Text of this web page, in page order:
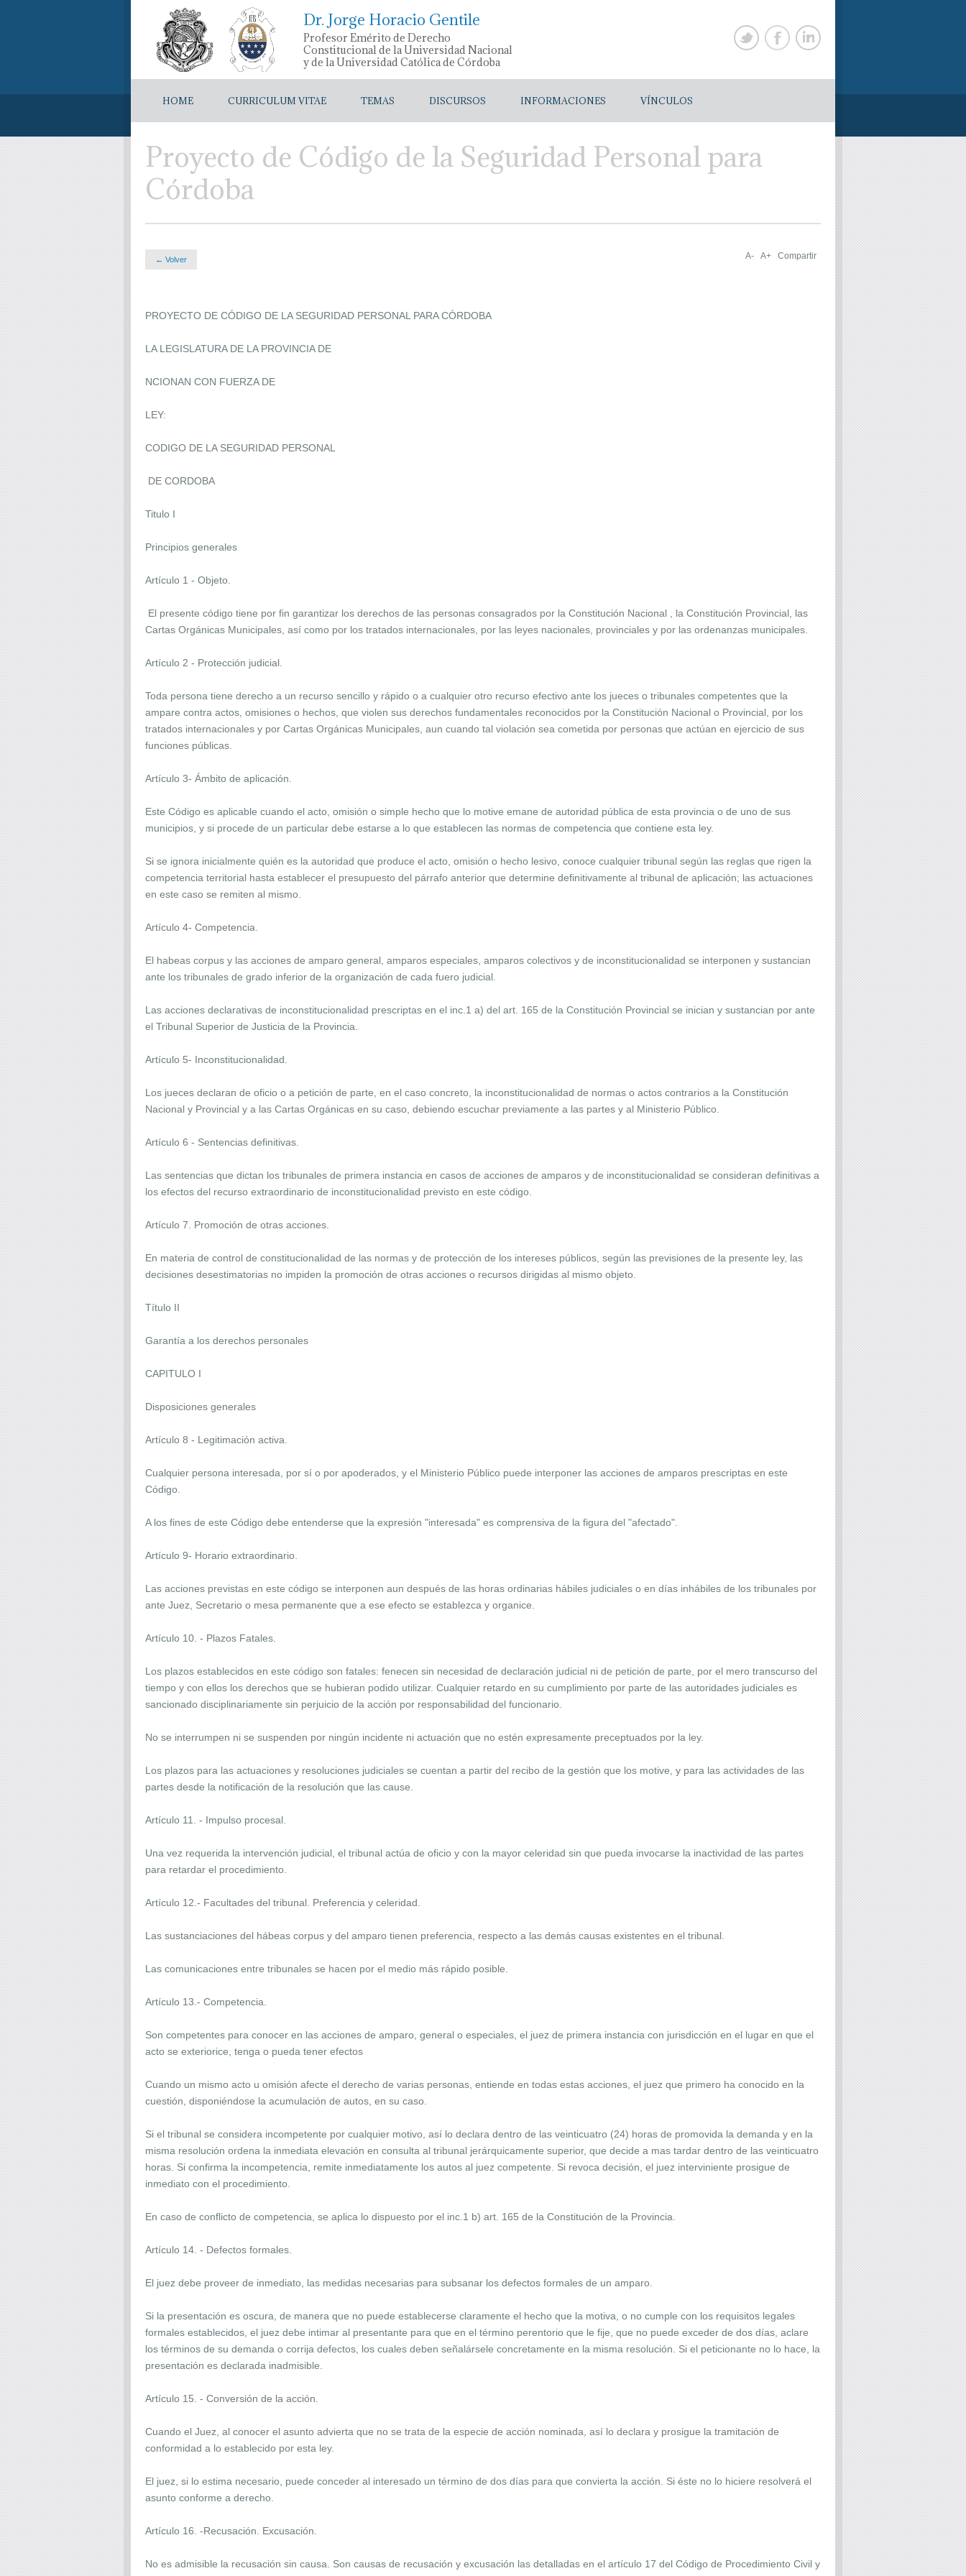
Dr. Jorge Horacio Gentile
Profesor Emérito de Derecho
Constitucional de la Universidad Nacional
y de la Universidad Católica de Córdoba
HOME CURRICULUM VITAE TEMAS DISCURSOS INFORMACIONES VÍNCULOS
Proyecto de Código de la Seguridad Personal para
Córdoba
← Volver A- A+ Compartir
PROYECTO DE CÓDIGO DE LA SEGURIDAD PERSONAL PARA CÓRDOBA
LA LEGISLATURA DE LA PROVINCIA DE
NCIONAN CON FUERZA DE
LEY:
CODIGO DE LA SEGURIDAD PERSONAL
DE CORDOBA
Titulo I
Principios generales
Artículo 1 - Objeto.
El presente código tiene por fin garantizar los derechos de las personas consagrados por la Constitución Nacional , la Constitución Provincial, las
Cartas Orgánicas Municipales, así como por los tratados internacionales, por las leyes nacionales, provinciales y por las ordenanzas municipales.
Artículo 2 - Protección judicial.
Toda persona tiene derecho a un recurso sencillo y rápido o a cualquier otro recurso efectivo ante los jueces o tribunales competentes que la
ampare contra actos, omisiones o hechos, que violen sus derechos fundamentales reconocidos por la Constitución Nacional o Provincial, por los
tratados internacionales y por Cartas Orgánicas Municipales, aun cuando tal violación sea cometida por personas que actúan en ejercicio de sus
funciones públicas.
Artículo 3- Ámbito de aplicación.
Este Código es aplicable cuando el acto, omisión o simple hecho que lo motive emane de autoridad pública de esta provincia o de uno de sus
municipios, y si procede de un particular debe estarse a lo que establecen las normas de competencia que contiene esta ley.
Si se ignora inicialmente quién es la autoridad que produce el acto, omisión o hecho lesivo, conoce cualquier tribunal según las reglas que rigen la
competencia territorial hasta establecer el presupuesto del párrafo anterior que determine definitivamente al tribunal de aplicación; las actuaciones
en este caso se remiten al mismo.
Artículo 4- Competencia.
El habeas corpus y las acciones de amparo general, amparos especiales, amparos colectivos y de inconstitucionalidad se interponen y sustancian
ante los tribunales de grado inferior de la organización de cada fuero judicial.
Las acciones declarativas de inconstitucionalidad prescriptas en el inc.1 a) del art. 165 de la Constitución Provincial se inician y sustancian por ante
el Tribunal Superior de Justicia de la Provincia.
Artículo 5- Inconstitucionalidad.
Los jueces declaran de oficio o a petición de parte, en el caso concreto, la inconstitucionalidad de normas o actos contrarios a la Constitución
Nacional y Provincial y a las Cartas Orgánicas en su caso, debiendo escuchar previamente a las partes y al Ministerio Público.
Artículo 6 - Sentencias definitivas.
Las sentencias que dictan los tribunales de primera instancia en casos de acciones de amparos y de inconstitucionalidad se consideran definitivas a
los efectos del recurso extraordinario de inconstitucionalidad previsto en este código.
Artículo 7. Promoción de otras acciones.
En materia de control de constitucionalidad de las normas y de protección de los intereses públicos, según las previsiones de la presente ley, las
decisiones desestimatorias no impiden la promoción de otras acciones o recursos dirigidas al mismo objeto.
Título II
Garantía a los derechos personales
CAPITULO I
Disposiciones generales
Artículo 8 - Legitimación activa.
Cualquier persona interesada, por sí o por apoderados, y el Ministerio Público puede interponer las acciones de amparos prescriptas en este
Código.
A los fines de este Código debe entenderse que la expresión "interesada" es comprensiva de la figura del "afectado".
Artículo 9- Horario extraordinario.
Las acciones previstas en este código se interponen aun después de las horas ordinarias hábiles judiciales o en días inhábiles de los tribunales por
ante Juez, Secretario o mesa permanente que a ese efecto se establezca y organice.
Artículo 10. - Plazos Fatales.
Los plazos establecidos en este código son fatales: fenecen sin necesidad de declaración judicial ni de petición de parte, por el mero transcurso del
tiempo y con ellos los derechos que se hubieran podido utilizar. Cualquier retardo en su cumplimiento por parte de las autoridades judiciales es
sancionado disciplinariamente sin perjuicio de la acción por responsabilidad del funcionario.
No se interrumpen ni se suspenden por ningún incidente ni actuación que no estén expresamente preceptuados por la ley.
Los plazos para las actuaciones y resoluciones judiciales se cuentan a partir del recibo de la gestión que los motive, y para las actividades de las
partes desde la notificación de la resolución que las cause.
Artículo 11. - Impulso procesal.
Una vez requerida la intervención judicial, el tribunal actúa de oficio y con la mayor celeridad sin que pueda invocarse la inactividad de las partes
para retardar el procedimiento.
Artículo 12.- Facultades del tribunal. Preferencia y celeridad.
Las sustanciaciones del hábeas corpus y del amparo tienen preferencia, respecto a las demás causas existentes en el tribunal.
Las comunicaciones entre tribunales se hacen por el medio más rápido posible.
Artículo 13.- Competencia.
Son competentes para conocer en las acciones de amparo, general o especiales, el juez de primera instancia con jurisdicción en el lugar en que el
acto se exteriorice, tenga o pueda tener efectos
Cuando un mismo acto u omisión afecte el derecho de varias personas, entiende en todas estas acciones, el juez que primero ha conocido en la
cuestión, disponiéndose la acumulación de autos, en su caso.
Si el tribunal se considera incompetente por cualquier motivo, así lo declara dentro de las veinticuatro (24) horas de promovida la demanda y en la
misma resolución ordena la inmediata elevación en consulta al tribunal jerárquicamente superior, que decide a mas tardar dentro de las veinticuatro
horas. Si confirma la incompetencia, remite inmediatamente los autos al juez competente. Si revoca decisión, el juez interviniente prosigue de
inmediato con el procedimiento.
En caso de conflicto de competencia, se aplica lo dispuesto por el inc.1 b) art. 165 de la Constitución de la Provincia.
Artículo 14. - Defectos formales.
El juez debe proveer de inmediato, las medidas necesarias para subsanar los defectos formales de un amparo.
Si la presentación es oscura, de manera que no puede establecerse claramente el hecho que la motiva, o no cumple con los requisitos legales
formales establecidos, el juez debe intimar al presentante para que en el término perentorio que le fije, que no puede exceder de dos días, aclare
los términos de su demanda o corrija defectos, los cuales deben señalársele concretamente en la misma resolución. Si el peticionante no lo hace, la
presentación es declarada inadmisible.
Artículo 15. - Conversión de la acción.
Cuando el Juez, al conocer el asunto advierta que no se trata de la especie de acción nominada, así lo declara y prosigue la tramitación de
conformidad a lo establecido por esta ley.
El juez, si lo estima necesario, puede conceder al interesado un término de dos días para que convierta la acción. Si éste no lo hiciere resolverá el
asunto conforme a derecho.
Artículo 16. -Recusación. Excusación.
No es admisible la recusación sin causa. Son causas de recusación y excusación las detalladas en el artículo 17 del Código de Procedimiento Civil y